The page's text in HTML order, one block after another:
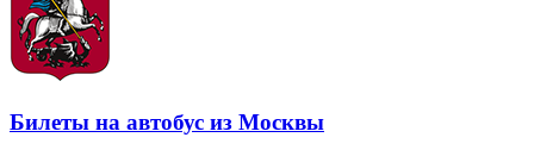
Билеты на автобус из Москвы